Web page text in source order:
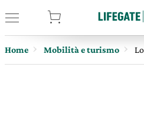
Home Mobilità e turismo